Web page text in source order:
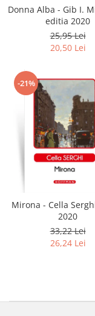
Donna Alba - Gib I.
editia 2020
25,95 Lei
20,50 Lei
-21%
Mirona - Cella
2020
33,22 Lei
26,24 Lei